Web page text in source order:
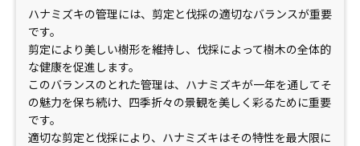
ハナミズキの管理には、剪定と伐採の適切なバランスが重要
です。
剪定により美しい樹形を維持し、伐採によって樹木の全体的
な健康を促進します。
このバランスのとれた管理は、ハナミズキが一年を通してそ
の魅力を保ち続け、四季折々の景観を美しく彩るために重要
です。
適切な剪定と伐採により、ハナミズキはその特性を最大限に